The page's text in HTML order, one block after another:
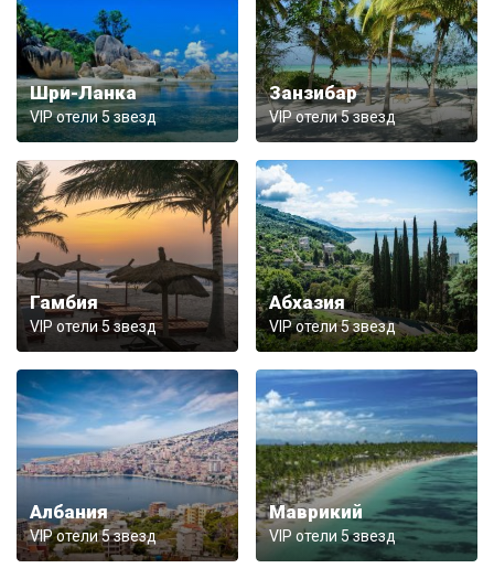
Шри-Ланка
VIP отели 5 звезд
Занзибар
VIP отели 5 звезд
Гамбия
VIP отели 5 звезд
Абхазия
VIP отели 5 звезд
Албания
VIP отели 5 звезд
Маврикий
VIP отели 5 звезд